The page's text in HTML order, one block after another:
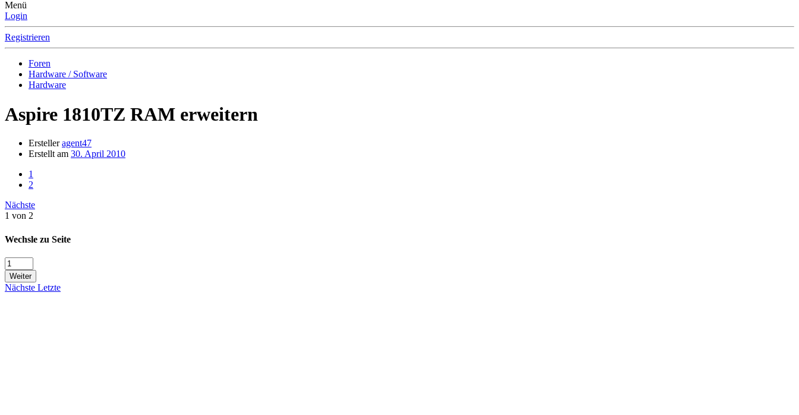
Menü
Login
Registrieren
Foren
Hardware / Software
Hardware
Aspire 1810TZ RAM erweitern
Ersteller agent47
Erstellt am 30. April 2010
1
2
Nächste
1 von 2
Wechsle zu Seite
Weiter
Nächste Letzte